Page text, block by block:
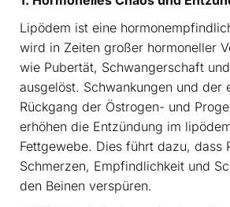
Lipödem ist eine
wird in Zeiten großer hormoneller
wie Pubertät, Schwangerschaft
ausgelöst. Schwankungen und der
Rückgang der Östrogen- und
erhöhen die Entzündung im
Fettgewebe. Dies führt dazu, dass
Schmerzen, Empfindlichkeit und
den Beinen verspüren.